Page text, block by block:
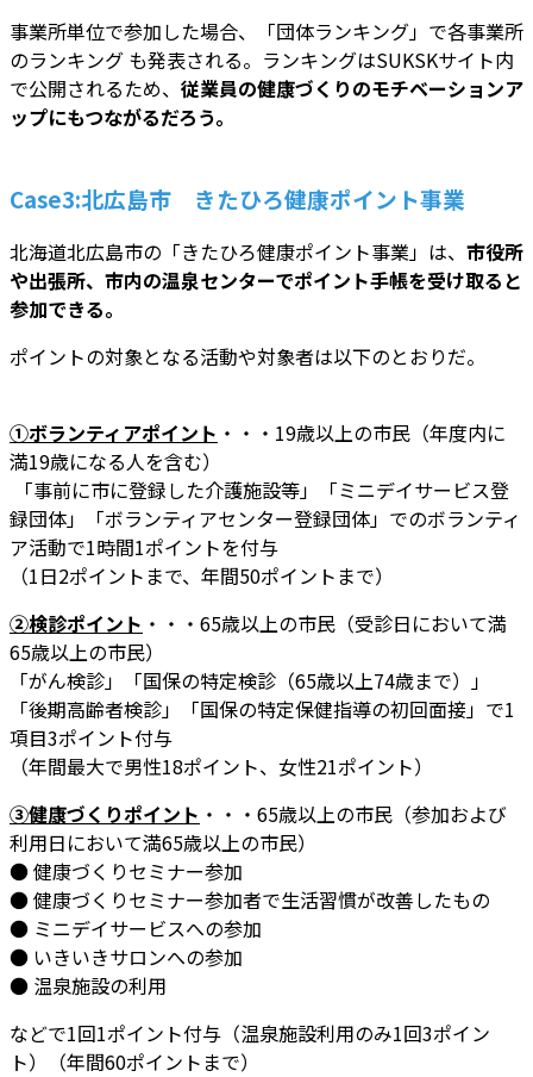
事業所単位で参加した場合、「団体ランキング」で各事業所
のランキング も発表される。ランキングはSUKSKサイト内
で公開されるため、 従業員の健康づくりのモチベーションア
ップにもつながるだろう。
Case3:北広島市 きたひろ健康ポイント事業
北海道北広島市の「きたひろ健康ポイント事業」は、 市役所
や出張所、市内の温泉センターでポイント手帳を受け取ると
参加できる。
ポイントの対象となる活動や対象者は以下のとおりだ。
①ボランティアポイント ・・・19歳以上の市民（年度内に
満19歳になる人を含む）
「事前に市に登録した介護施設等」「ミニデイサービス登
録団体」「ボランティアセンター登録団体」でのボランティ
ア活動で1時間1ポイントを付与
（1日2ポイントまで、年間50ポイントまで）
②検診ポイント ・・・65歳以上の市民（受診日において満
65歳以上の市民）
「がん検診」「国保の特定検診（65歳以上74歳まで）」
「後期高齢者検診」「国保の特定保健指導の初回面接」で1
項目3ポイント付与
（年間最大で男性18ポイント、女性21ポイント）
③健康づくりポイント ・・・65歳以上の市民（参加および
利用日において満65歳以上の市民）
● 健康づくりセミナー参加
● 健康づくりセミナー参加者で生活習慣が改善したもの
● ミニデイサービスへの参加
● いきいきサロンへの参加
● 温泉施設の利用
などで1回1ポイント付与（温泉施設利用のみ1回3ポイン
ト）（年間60ポイントまで）